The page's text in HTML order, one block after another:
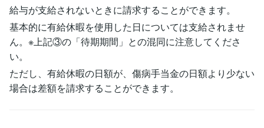
給与が支給されないときに請求することができます。
基本的に有給休暇を使用した日については支給されませ
ん。※上記③の「待期期間」との混同に注意してくださ
い。
ただし、有給休暇の日額が、傷病手当金の日額より少ない
場合は差額を請求することができます。